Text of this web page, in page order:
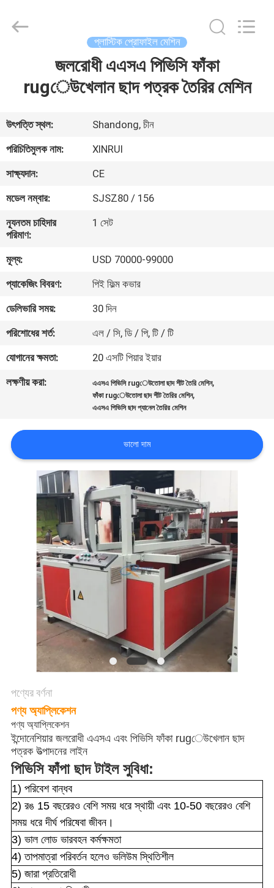
ভিডিও
আমাদের
সম্বন্ধে
ভ্রমণ
গুণগত
মান
নিয়ন্ত্রণ
যোগাযোগ
খবর
উদ্ধৃতি
অনুরোধ
গোপনীয়তা
নীতি
প্লাস্টিক প্রোফাইল মেশিন
জলরোধী এএসএ পিভিসি ফাঁকা
rugেউখেলান ছাদ পত্রক তৈরির মেশিন
উৎপত্তি স্থল:
Shandong, চীন
পরিচিতিমুলক নাম:
XINRUI
সাক্ষ্যদান:
CE
মডেল নম্বার:
SJSZ80 / 156
ন্যূনতম চাহিদার
পরিমাণ:
1 সেট
মূল্য:
USD 70000-99000
প্যাকেজিং বিবরণ:
পিই ফিল্ম কভার
ডেলিভারি সময়:
30 দিন
পরিশোধের শর্ত:
এল / সি, ডি / পি, টি / টি
যোগানের ক্ষমতা:
20 এসটি পিয়ার ইয়ার
লক্ষণীয় করা:
এএসএ পিভিসি rugেউতোলা ছাদ শীট তৈরি মেশিন,
ফাঁকা rugেউতোলা ছাদ শীট তৈরির মেশিন,
এএসএ পিভিসি ছাদ প্যানেল তৈরির মেশিন
ভালো দাম
পণ্যের বর্ণনা
পণ্য অ্যাপ্লিকেশন
পণ্য অ্যাপ্লিকেশন
ইন্দোনেশিয়ার জলরোধী এএসএ এবং পিভিসি ফাঁকা rugেউখেলান ছাদ
পত্রক উত্পাদনের লাইন
পিভিসি ফাঁপা ছাদ টাইল সুবিধা:
1) পরিবেশ বান্ধব
2) রঙ 15 বছরেরও বেশি সময় ধরে স্থায়ী এবং 10-50 বছরেরও বেশি
সময় ধরে দীর্ঘ পরিষেবা জীবন।
3) ভাল লোড ভারবহন কর্মক্ষমতা
4) তাপমাত্রা পরিবর্তন হলেও ভলিউম স্থিতিশীল
5) জারা প্রতিরোধী